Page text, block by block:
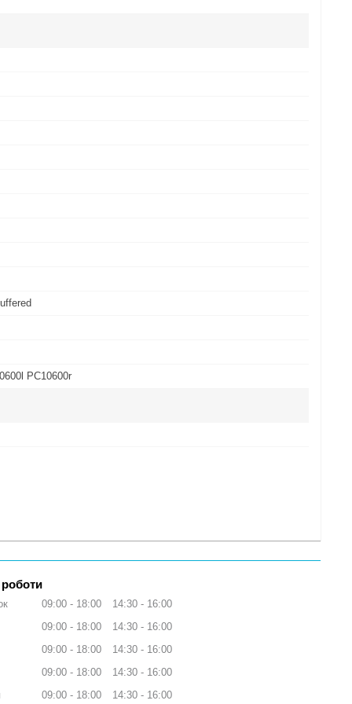
PC10600r
09:00 18:00 14:30
16:00
09:00
18:00 14:30
16:00
09:00
18:00 14:30
16:00
09:00
18:00 14:30
16:00
09:00 18:00 14:30 16:00